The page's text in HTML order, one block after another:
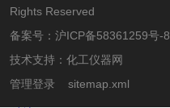
Rights Reserved
备案号： 沪ICP备58361259号-8
技术支持： 化工仪器网
管理登录
sitemap.xml